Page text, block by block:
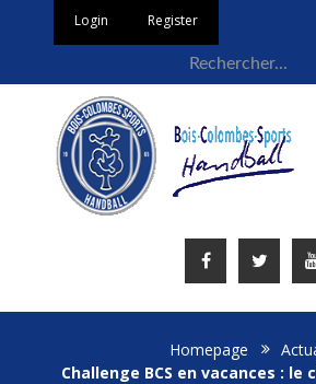
Login Register
Homepage
Challenge BCS en vacances : le